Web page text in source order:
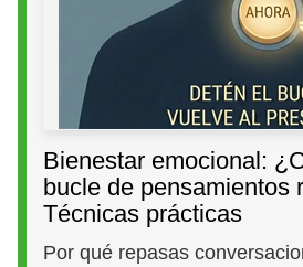
Bienestar emocional:
bucle de pensamientos
Técnicas prácticas
Por qué repasas